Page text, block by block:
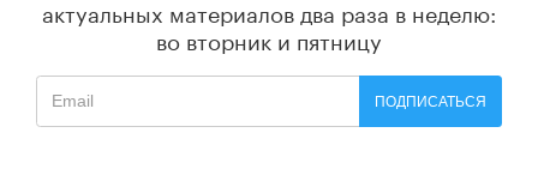
актуальных материалов два раза в неделю:
во вторник и пятницу
ПОДПИСАТЬСЯ